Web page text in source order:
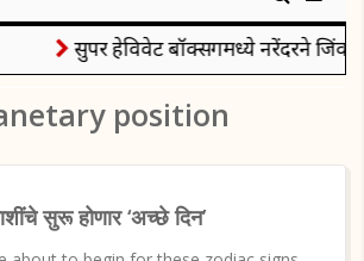
सुपर हेविवेट बॉक्सिंगमध्ये नरेंदरने जिंकले
position
सुरू होणार ‘अच्छे दिन’